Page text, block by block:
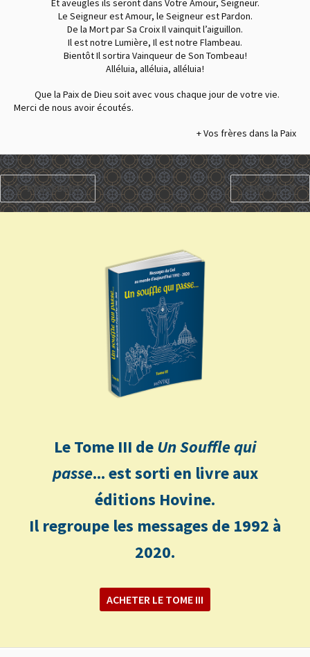
Et aveugles ils seront dans Votre Amour, Seigneur.
Le Seigneur est Amour, le Seigneur est Pardon.
De la Mort par Sa Croix Il vainquit l’aiguillon.
Il est notre Lumière, Il est notre Flambeau.
Bientôt Il sortira Vainqueur de Son Tombeau !
Alléluia, alléluia, alléluia !
Que la Paix de Dieu soit avec vous chaque jour de votre vie.
Merci de nous avoir écoutés.
+ Vos frères dans la Paix
PRÉCÉDENT SUIVANT
Le Tome III deUn Souffle qui
passe... est sorti en livre aux
éditions Hovine.
Il regroupe les messages de 1992 à
2020.
ACHETER LE TOME III